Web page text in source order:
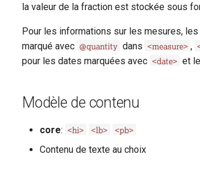
la valeur de la fraction est stockée sous
Pour les informations sur les mesures,
marqué avec @quantity dans <measure> ,
pour les dates marquées avec <date> et
Modèle de contenu
core: <hi> <lb>
<pb>
Contenu de texte au choix